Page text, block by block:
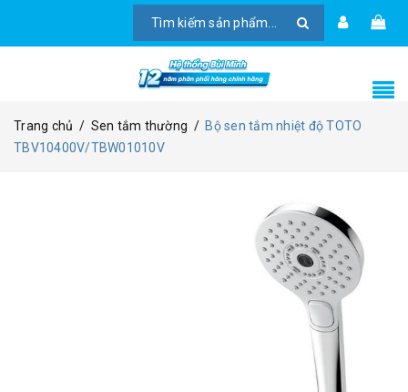
Trang chủ / Sen tắm thường / Bộ sen tắm nhiệt độ TOTO
TBV10400V/TBW01010V